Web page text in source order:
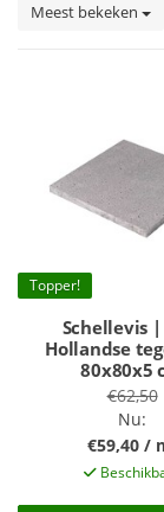
Meest bekeken
Topper!
Schellevis
Hollandse
80x80x5
€62,50
Nu:
€59,40 /